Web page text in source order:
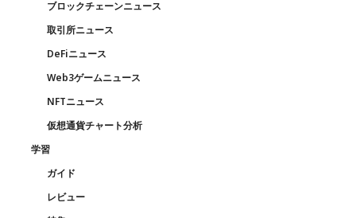
ブロックチェーンニュース
取引所ニュース
DeFiニュース
Web3ゲームニュース
NFTニュース
仮想通貨チャート分析
学習
ガイド
レビュー